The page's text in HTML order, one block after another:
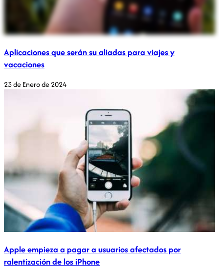
Aplicaciones que serán su aliadas para viajes y
vacaciones
23 de Enero de 2024
Apple empieza a pagar a usuarios afectados por
ralentización de los iPhone